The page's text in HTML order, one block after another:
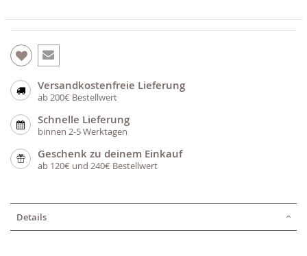
Versandkostenfreie Lieferung
ab 200€ Bestellwert
Schnelle Lieferung
binnen 2-5 Werktagen
Geschenk zu deinem Einkauf
ab 120€ und 240€ Bestellwert
Details